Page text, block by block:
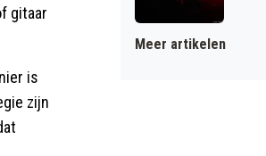
gitaar
is
zijn
Meer artikelen